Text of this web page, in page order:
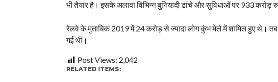
भी तैयार है। इसके अलावा विभिन्न बुनियादी ढांचे और सुविधाओं पर 933 करोड़
रेलवे के मुताबिक 2019 में 24 करोड़ से ज्यादा लोग कुंभ मेले में शामिल हुए थे।
गई थीं।
Post Views: 2,042
RELATED ITEMS: